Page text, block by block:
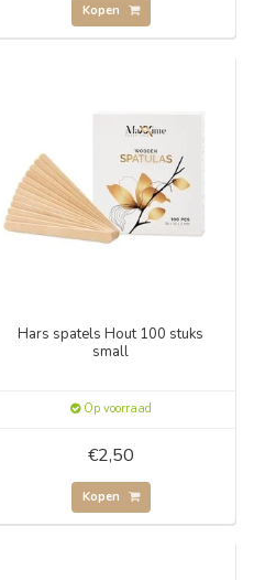
Kopen
Hars spatels Hout 100 stuks
small
Op voorraad
€2,50
Kopen